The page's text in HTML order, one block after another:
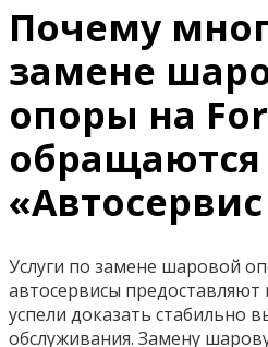
Почему
замене
опоры на
обращаются
Услуги по замене шаровой
автосервисы
успели доказать стабильно
обслуживания. Замену